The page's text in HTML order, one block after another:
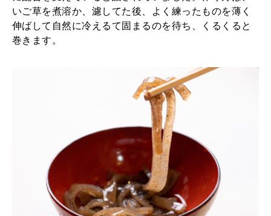
いご草を煮溶か、濾してた後、よく練ったものを薄く
伸ばして自然に冷えるて固まるのを待ち、くるくると
巻きます。